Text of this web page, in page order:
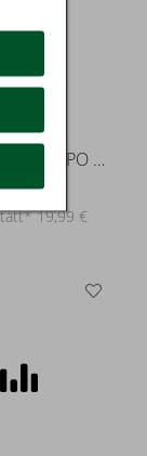
JORNORREBRO TYPO TEE SS CREW N
19,99 €